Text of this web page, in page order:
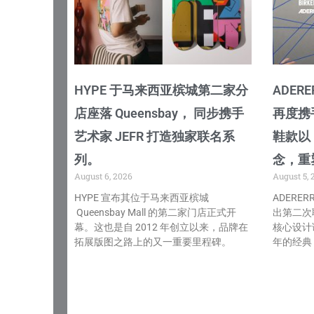
HYPE 于马来西亚槟城第二家分
店座落 Queensbay， 同步携手
艺术家 JEFR 打造独家联名系
列。
August 6, 2026
HYPE 宣布其位于马来西亚槟城
Queensbay Mall 的第二家门店正式开
幕。这也是自 2012 年创立以来，品牌在
拓展版图之路上的又一重要里程碑。
再度携
鞋款以
念，重
August 5,
出第二
核心设
年的经